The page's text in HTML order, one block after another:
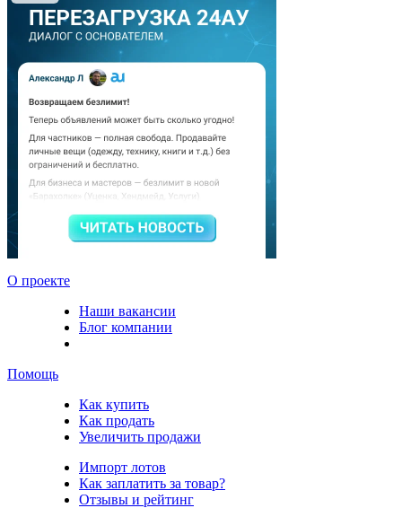
О проекте
Наши вакансии
Блог компании
Помощь
Как купить
Как продать
Увеличить продажи
Импорт лотов
Как заплатить за товар?
Отзывы и рейтинг